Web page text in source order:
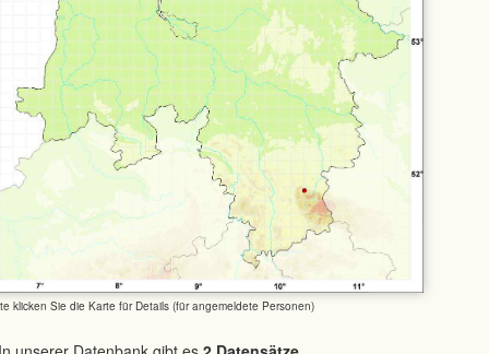
klicken Sie die Karte für Details (für angemeldete Personen)